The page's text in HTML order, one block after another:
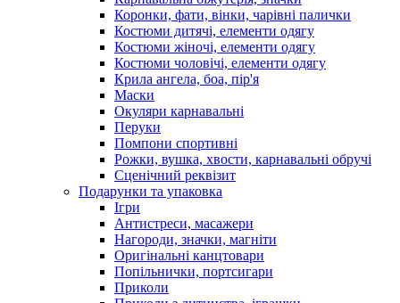
Коронки, фати, вінки, чарівні палички
Костюми дитячі, елементи одягу
Костюми жіночі, елементи одягу
Костюми чоловічі, елементи одягу
Крила ангела, боа, пір'я
Маски
Окуляри карнавальні
Перуки
Помпони спортивні
Рожки, вушка, хвости, карнавальні обручі
Сценічний реквізит
Подарунки та упаковка
Ігри
Антистреси, масажери
Нагороди, значки, магніти
Оригінальні канцтовари
Попільнички, портсигари
Приколи